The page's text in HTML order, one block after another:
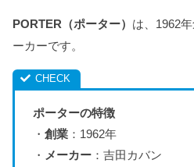
PORTER（ポーター） は、1962
ーカーです。
ポーターの特徴
・ 創業：1962年
・ メーカー：吉田カバン